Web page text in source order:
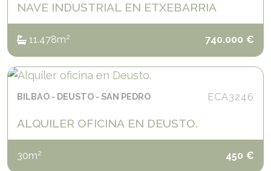
NAVE INDUSTRIAL EN ETXEBARRIA
11.478m2 740.000 €
BILBAO DEUSTO SAN PEDRO ECA3246
ALQUILER OFICINA EN DEUSTO.
30m2 450 €